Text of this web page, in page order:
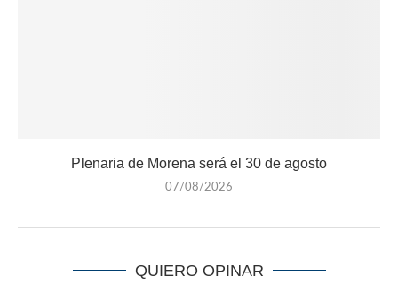
Plenaria de Morena será el 30 de agosto
07/08/2026
QUIERO OPINAR